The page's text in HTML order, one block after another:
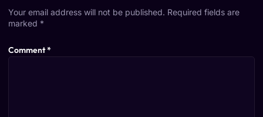
Your email address will not be published. Required fields are
marked *
Comment*